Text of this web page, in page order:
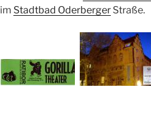
im Stadtbad Oderberger Straße.